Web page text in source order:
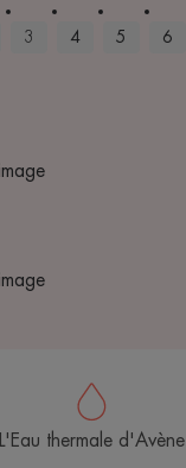
3 4 5 6
L'Eau thermale d'Avène